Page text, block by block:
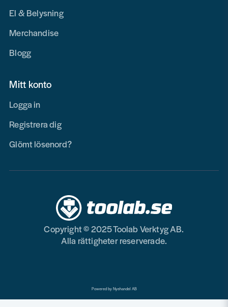
El & Belysning
Merchandise
Blogg
Mitt konto
Logga in
Registrera dig
Glömt lösenord?
Copyright © 2025 Toolab Verktyg AB.
Alla rättigheter reserverade.
Powered by Nyehandel AB